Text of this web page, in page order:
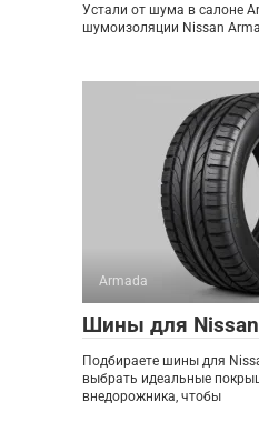
Устали от шума в салоне
шумоизоляции Nissan
Armada
Шины для
Подбираете шины для
выбрать идеальные
внедорожника, чтобы